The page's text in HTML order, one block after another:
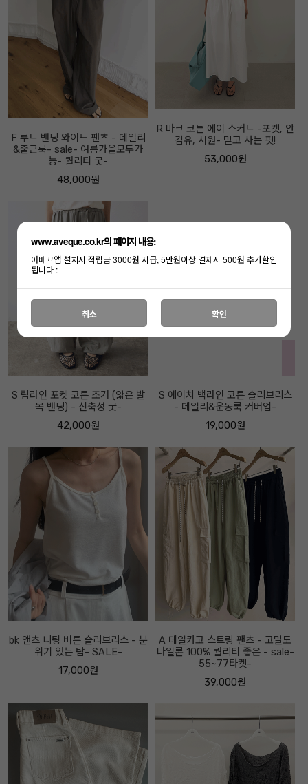
F 루트 밴딩 와이드 팬츠 - 데일리
&출근룩- sale- 여름가을모두가
능- 퀄리티 굿-
48,000원
R 마크 코튼 에이 스커트 -포켓, 안
감유, 시원- 믿고 사는 핏!
53,000원
S 립라인 포켓 코튼 조거 (얇은 발
목 밴딩) - 신축성 굿-
42,000원
S 에이치 백라인 코튼 슬리브리스
- 데일리&운동룩 커버업-
19,000원
bk 앤츠 니팅 버튼 슬리브리스 - 분
위기 있는 탑- SALE-
17,000원
A 데일카고 스트링 팬츠 - 고밀도
나일론 100% 퀄리티 좋은 - sale-
55~77타켓-
39,000원
www.aveque.co.kr의 페이지 내용:
아베끄앱 설치시 적립금 3000원 지급, 5만원이상 결제시 500원 추가할인
됩니다 :
취소 확인